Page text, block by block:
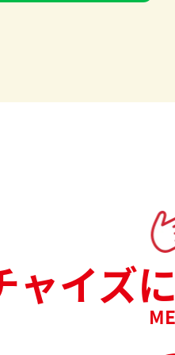
ャイズに